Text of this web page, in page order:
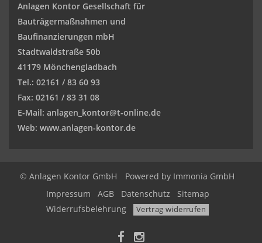
Anlagen Kontor Gesellschaft für
Bauträgermaßnahmen und
Baufinanzierungen mbH
Stadtwaldstraße 50b
41179 Mönchengladbach
Tel.: 02161 / 83 60 93
Fax: 02161 / 83 31 08
E-Mail: anlagen_kontor@t-online.de
Web: www.anlagen-kontor.de
© Anlagen Kontor GmbH
Powered by Immonia GmbH
Impressum
AGB Datenschutz
Sitemap
Widerrufsbelehrung
Vertrag widerrufen